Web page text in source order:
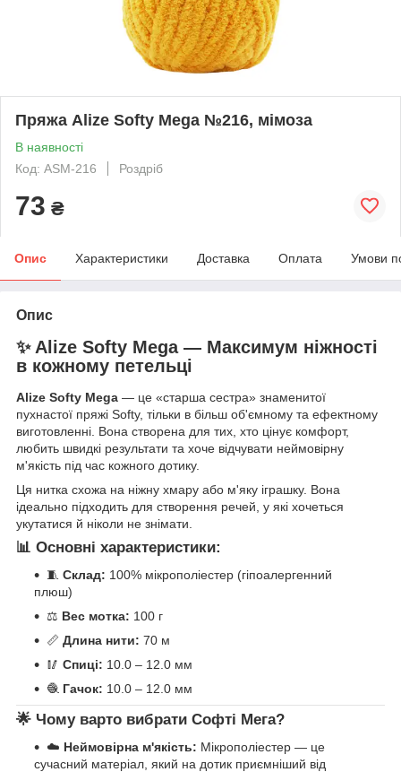
Пряжа Alize Softy Mega №216, мімоза
В наявності
Код: ASM-216
Роздріб
73 ₴
Опис Характеристики Доставка Оплата Умови
Опис
✨ Alize Softy Mega — Максимум ніжності
в кожному петельці
Alize Softy Mega — це «старша сестра» знаменитої
пухнастої пряжі Softy, тільки в більш об'ємному та ефектному
виготовленні. Вона створена для тих, хто цінує комфорт,
любить швидкі результати та хоче відчувати неймовірну
м'якість під час кожного дотику.
Ця нитка схожа на ніжну хмару або м'яку іграшку. Вона
ідеально підходить для створення речей, у які хочеться
укутатися й ніколи не знімати.
📊 Основні характеристики:
🧵 Склад: 100% мікрополіестер (гіпоалергенний
плюш)
⚖️ Вес мотка: 100 г
📏 Длина нити: 70 м
🥢 Спиці: 10.0 – 12.0 мм
🧶 Гачок: 10.0 – 12.0 мм
🌟 Чому варто вибрати Софті Мега?
☁️ Неймовірна м'якість: Мікрополіестер — це
сучасний матеріал, який на дотик приємніший від